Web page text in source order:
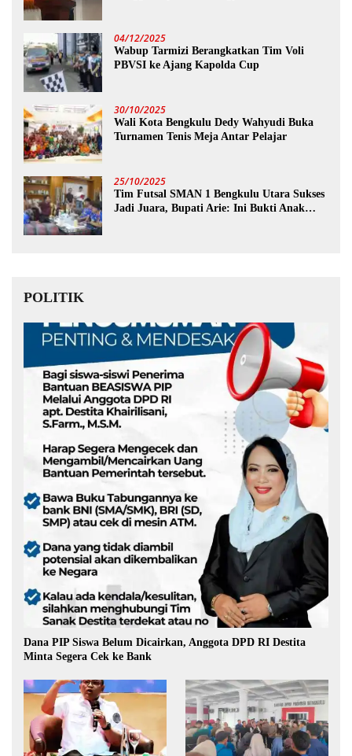
04/12/2025
Wabup Tarmizi Berangkatkan Tim Voli
PBVSI ke Ajang Kapolda Cup
30/10/2025
Wali Kota Bengkulu Dedy Wahyudi Buka
Turnamen Tenis Meja Antar Pelajar
25/10/2025
Tim Futsal SMAN 1 Bengkulu Utara Sukses
Jadi Juara, Bupati Arie: Ini Bukti Anak
POLITIK
Dana PIP Siswa Belum Dicairkan, Anggota DPD RI Destita
Minta Segera Cek ke Bank